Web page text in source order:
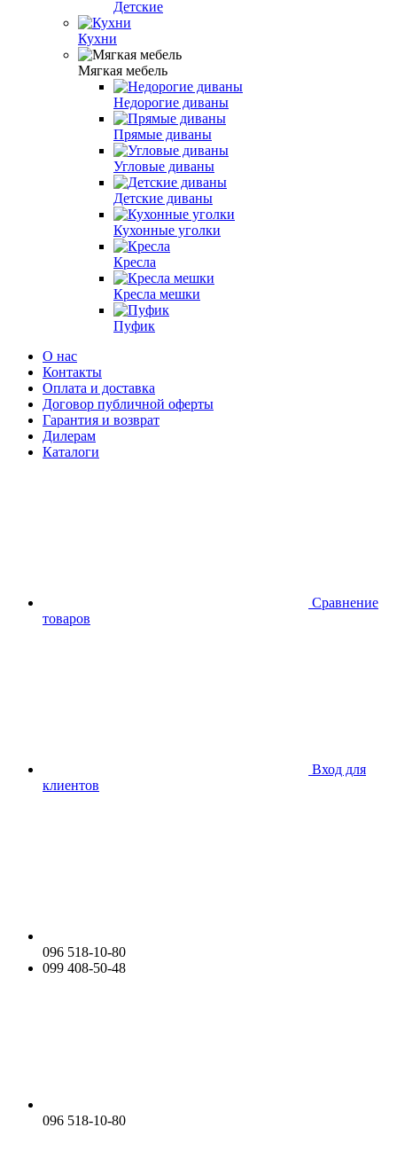
Детские
Кухни
Мягкая мебель
Недорогие диваны
Прямые диваны
Угловые диваны
Детские диваны
Кухонные уголки
Кресла
Кресла мешки
Пуфик
О нас
Контакты
Оплата и доставка
Договор публичной оферты
Гарантия и возврат
Дилерам
Каталоги
Сравнение
товаров
Вход для
клиентов
096 518-10-80
099 408-50-48
096 518-10-80